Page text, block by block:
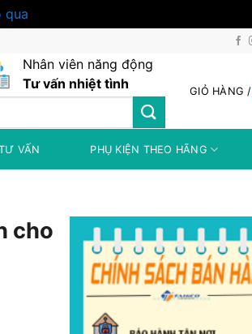
qua
Nhân viên năng động
Tư vấn nhiệt tình
GIỎ HÀNG /
VẤN PHỤ KIỆN THEO HÃNG
cho